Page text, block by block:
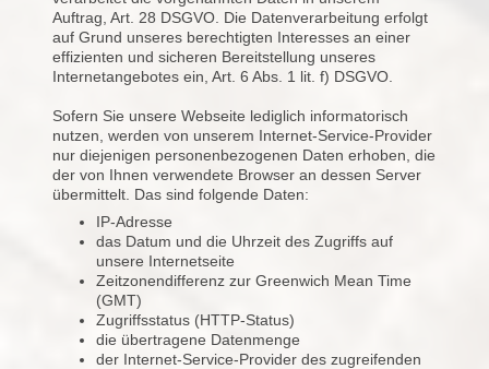
Auftrag, Art. 28 DSGVO. Die Datenverarbeitung erfolgt
auf Grund unseres berechtigten Interesses an einer
effizienten und sicheren Bereitstellung unseres
Internetangebotes ein, Art. 6 Abs. 1 lit. f) DSGVO.
Sofern Sie unsere Webseite lediglich informatorisch
nutzen, werden von unserem Internet-Service-Provider
nur diejenigen personenbezogenen Daten erhoben, die
der von Ihnen verwendete Browser an dessen Server
übermittelt. Das sind folgende Daten:
IP-Adresse
das Datum und die Uhrzeit des Zugriffs auf
unsere Internetseite
Zeitzonendifferenz zur Greenwich Mean Time
(GMT)
Zugriffsstatus (HTTP-Status)
die übertragene Datenmenge
der Internet-Service-Provider des zugreifenden